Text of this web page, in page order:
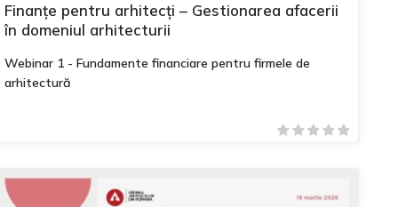
Finanțe pentru arhitecți – Gestionarea afacerii
în domeniul arhitecturii
Webinar 1 - Fundamente financiare pentru firmele de
arhitectură